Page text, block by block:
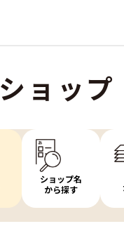
ショッ
ショップ名
から探す